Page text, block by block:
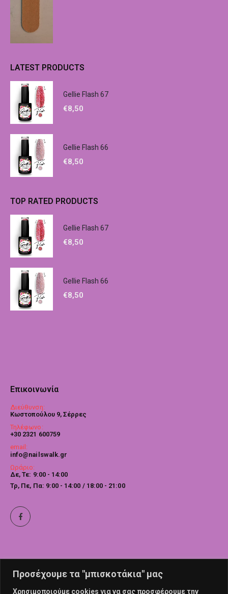
Προσέχουμε τα "μπισκοτάκια" μας
Χρησιμοποιούμε cookies για να σας προσφέρουμε την
LATEST PRODUCTS
Gellie Flash 67
€8,50
Gellie Flash 66
€8,50
TOP RATED PRODUCTS
Gellie Flash 67
€8,50
Gellie Flash 66
€8,50
Επικοινωνία
Διεύθυνση:
Κωστοπούλου 9, Σέρρες
Τηλέφωνο:
+30 2321 600759
email:
info@nailswalk.gr
Ωράριο:
Δε, Τε: 9:00 - 14:00
Τρ, Πε, Πα: 9:00 - 14:00 / 18:00 - 21:00